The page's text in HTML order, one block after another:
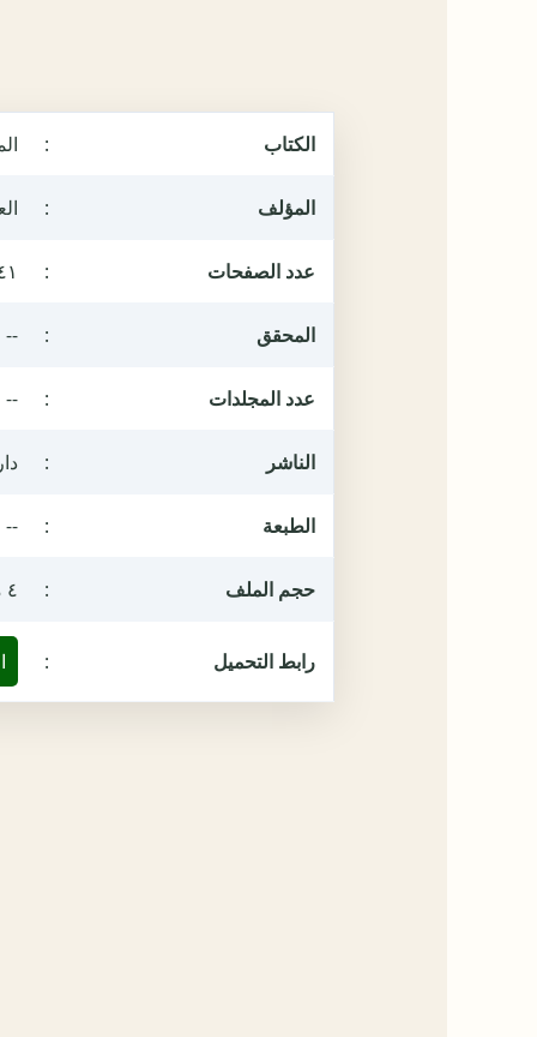
الكتاب :
المؤلف :
عدد الصفحات :
المحقق :
--
عدد المجلدات :
--
الناشر :
الطبعة :
--
حجم الملف : ٤ ميغابيت
رابط التحميل :